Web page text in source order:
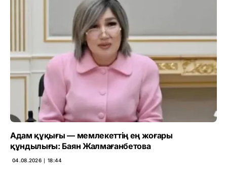
Адам құқығы — мемлекеттің ең жоғары
құндылығы: Баян Жалмағанбетова
04.08.2026 ∣ 18:44